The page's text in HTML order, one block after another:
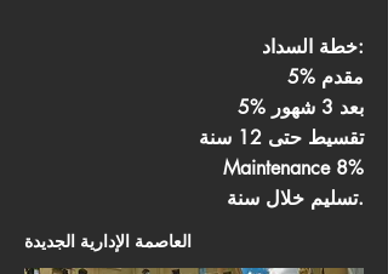
خطة السداد:
5% مقدم
5% بعد 3 شهور
تقسيط حتى 12 سنة
Maintenance 8%
تسليم خلال سنة.
العاصمة الإدارية الجديدة